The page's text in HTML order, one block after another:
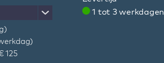
125
1 tot 3 werkdagen